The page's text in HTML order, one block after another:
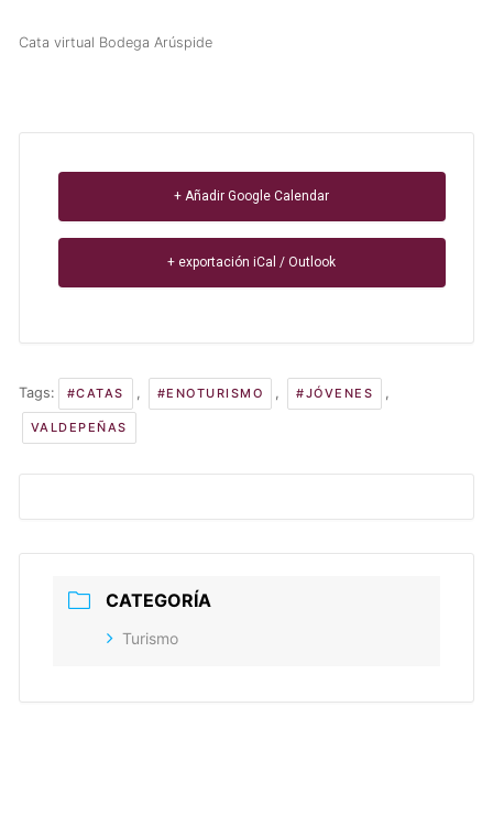
Cata virtual Bodega Arúspide
+ Añadir Google Calendar
+ exportación iCal / Outlook
Tags: #CATAS , #ENOTURISMO , #JÓVENES ,
VALDEPEÑAS
CATEGORÍA
Turismo